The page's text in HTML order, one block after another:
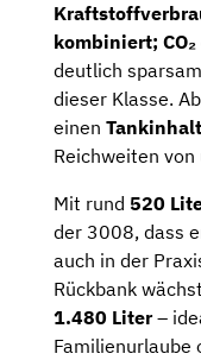
kombiniert;
deutlich
dieser Klasse.
einen
Reichweiten
Mit rund 520
der 3008, dass
auch in der
Rückbank
1.480 Liter–
Familienurlaube